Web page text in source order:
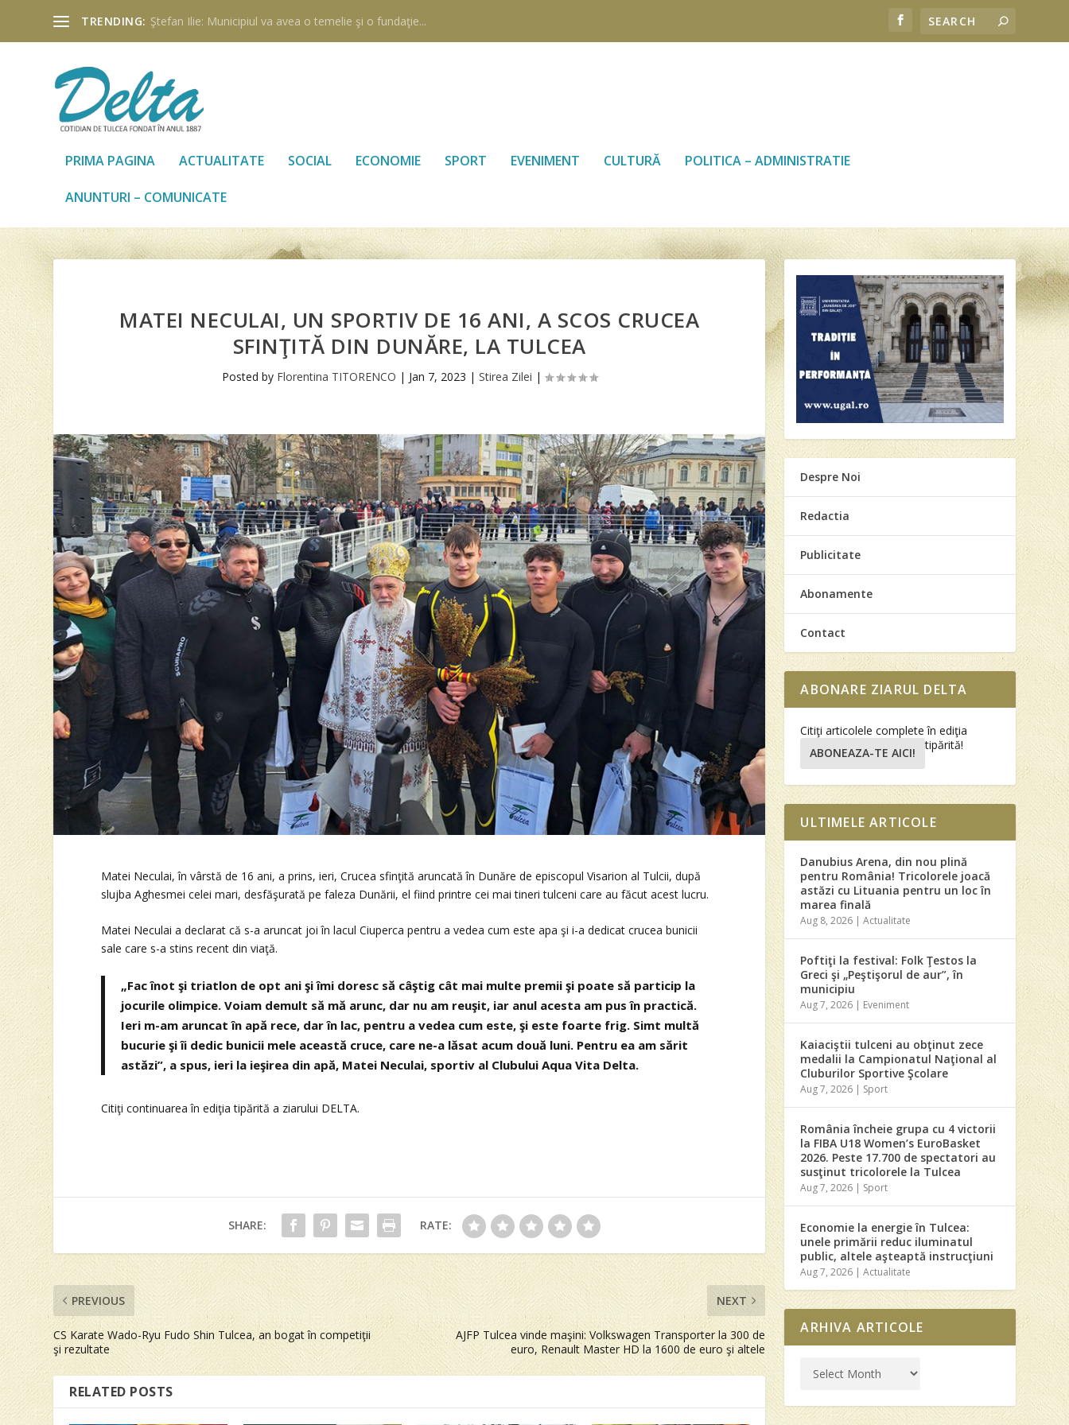
TRENDING: Ştefan Ilie: Municipiul va avea o temelie şi o fundaţie...
PRIMA PAGINA ACTUALITATE SOCIAL ECONOMIE SPORT EVENIMENT CULTURĂ POLITICA – ADMINISTRATIE
ANUNTURI – COMUNICATE
MATEI NECULAI, UN SPORTIV DE 16 ANI, A SCOS CRUCEA
SFINŢITĂ DIN DUNĂRE, LA TULCEA
Posted by Florentina TITORENCO | Jan 7, 2023 | Stirea Zilei |
Matei Neculai, în vârstă de 16 ani, a prins, ieri, Crucea sfinţită aruncată în Dunăre de episcopul Visarion al Tulcii, după
slujba Aghesmei celei mari, desfăşurată pe faleza Dunării, el fiind printre cei mai tineri tulceni care au făcut acest lucru.
Matei Neculai a declarat că s-a aruncat joi în lacul Ciuperca pentru a vedea cum este apa şi i-a dedicat crucea bunicii
sale care s-a stins recent din viaţă.
„Fac înot şi triatlon de opt ani şi îmi doresc să câştig cât mai multe premii şi poate să particip la
jocurile olimpice. Voiam demult să mă arunc, dar nu am reuşit, iar anul acesta am pus în practică.
Ieri m-am aruncat în apă rece, dar în lac, pentru a vedea cum este, şi este foarte frig. Simt multă
bucurie şi îi dedic bunicii mele această cruce, care ne-a lăsat acum două luni. Pentru ea am sărit
astăzi”, a spus, ieri la ieşirea din apă, Matei Neculai, sportiv al Clubului Aqua Vita Delta.
Citiţi continuarea în ediţia tipărită a ziarului DELTA.
SHARE: RATE:
PREVIOUS
CS Karate Wado-Ryu Fudo Shin Tulcea, an bogat în competiţii
şi rezultate
NEXT
AJFP Tulcea vinde maşini: Volkswagen Transporter la 300 de
euro, Renault Master HD la 1600 de euro şi altele
RELATED POSTS
Despre Noi
Redactia
Publicitate
Abonamente
Contact
ABONARE ZIARUL DELTA
Citiţi articolele complete în ediţia
tipărită!
ABONEAZA-TE AICI!
ULTIMELE ARTICOLE
Danubius Arena, din nou plină
pentru România! Tricolorele joacă
astăzi cu Lituania pentru un loc în
marea finală
Aug 8, 2026 |Actualitate
Poftiţi la festival: Folk Ţestos la
Greci şi „Peştişorul de aur”, în
municipiu
Aug 7, 2026 | Eveniment
Kaiaciştii tulceni au obţinut zece
medalii la Campionatul Naţional al
Cluburilor Sportive Şcolare
Aug 7, 2026 | Sport
România încheie grupa cu 4 victorii
la FIBA U18 Women’s EuroBasket
2026. Peste 17.700 de spectatori au
susţinut tricolorele la Tulcea
Aug 7, 2026 | Sport
Economie la energie în Tulcea:
unele primării reduc iluminatul
public, altele aşteaptă instrucţiuni
Aug 7, 2026 |Actualitate
ARHIVA ARTICOLE